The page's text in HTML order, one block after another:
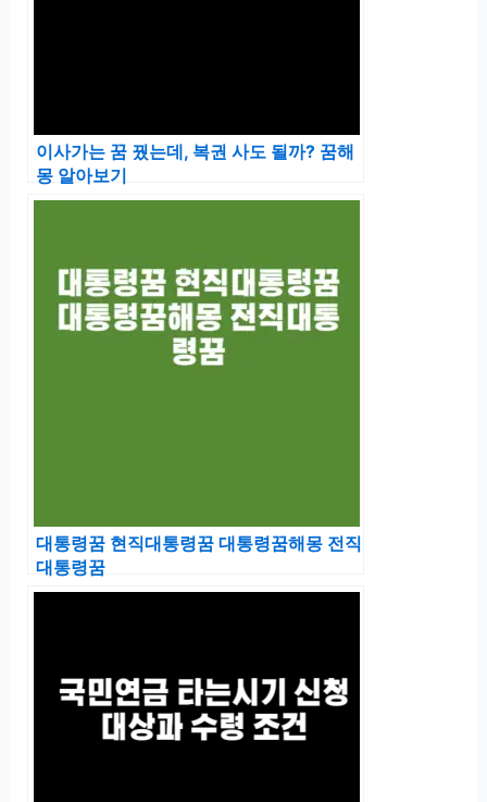
이사가는 꿈 꿨는데, 복권 사도 될까? 꿈해
몽 알아보기
대통령꿈 현직대통령꿈 대통령꿈해몽 전직
대통령꿈